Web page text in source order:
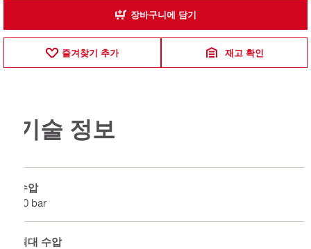
장바구니에 담기
즐겨찾기 추가 재고 확인
기술 정보
수압
40 bar
최대 수압